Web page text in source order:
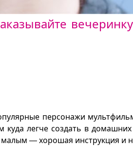
персонажи
легче создать в
малым — хорошая инструкция и